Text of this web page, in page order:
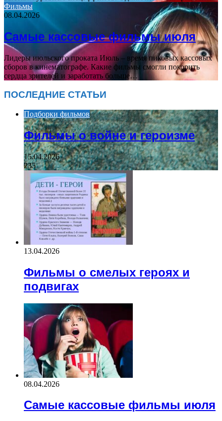
Фильмы
08.04.2026
Самые кассовые фильмы июля
Лидеры июльского проката Июль – время пиковых кассовых
сборов в кинематографе. Какие фильмы смогли покорить
сердца зрителей и заработать больше…
ПОСЛЕДНИЕ СТАТЬИ
Подборки фильмов
Фильмы о войне и героизме
15.04.2026
235
13.04.2026
Фильмы о смелых героях и
подвигах
08.04.2026
Самые кассовые фильмы июля